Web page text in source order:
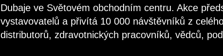
Dubaje ve Světovém obchodním centru. Akce
vystavovatelů a přivítá 10 000 návštěvníků z
distributorů, zdravotnických pracovníků, vědců,